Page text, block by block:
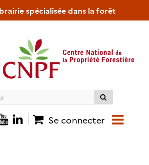
spécialisée dans la forêt
Rechercher
siteSe connecter